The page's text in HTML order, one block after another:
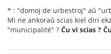
* : "domoj de urbestroj" aŭ
Mi ne ankoraŭ scias kiel diri
"municipalité" ? Ĉu vi scias ?